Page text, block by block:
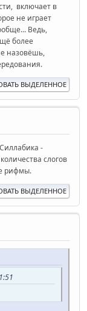
включает в
не играет
Ведь,
более
назовёшь,
ВЫДЕЛЕННОЕ
-
слогов
рифмы.
ВЫДЕЛЕННОЕ